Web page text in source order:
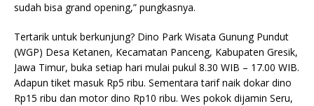
sudah bisa grand opening,” pungkasnya.
Tertarik untuk berkunjung? Dino Park Wisata Gunung Pundut
(WGP) Desa Ketanen, Kecamatan Panceng, Kabupaten Gresik,
Jawa Timur, buka setiap hari mulai pukul 8.30 WIB – 17.00 WIB.
Adapun tiket masuk Rp5 ribu. Sementara tarif naik dokar dino
Rp15 ribu dan motor dino Rp10 ribu. Wes pokok dijamin Seru,